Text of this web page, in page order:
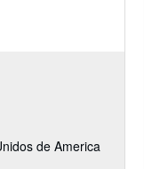
de America